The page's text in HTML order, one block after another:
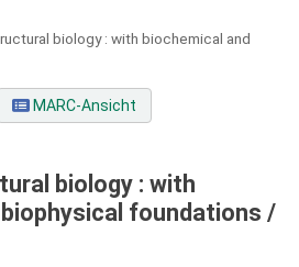
biology : with biochemical and
MARC-Ansicht
biology : with
foundations /